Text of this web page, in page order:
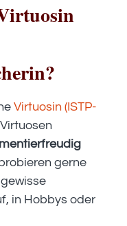
Virtuosin (ISTP-
gerne
in Hobbys oder